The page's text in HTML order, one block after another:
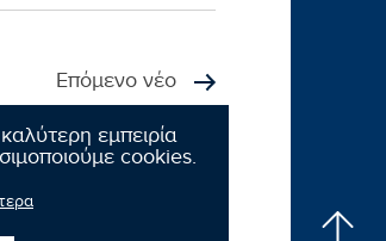
εμπειρία
cookies.
Επόμενο νέο